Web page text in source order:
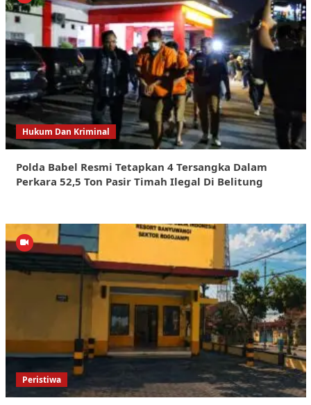
Hukum Dan Kriminal
Polda Babel Resmi Tetapkan 4 Tersangka Dalam
Perkara 52,5 Ton Pasir Timah Ilegal Di Belitung
Peristiwa